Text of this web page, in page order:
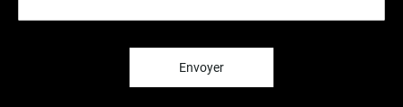
Envoyer